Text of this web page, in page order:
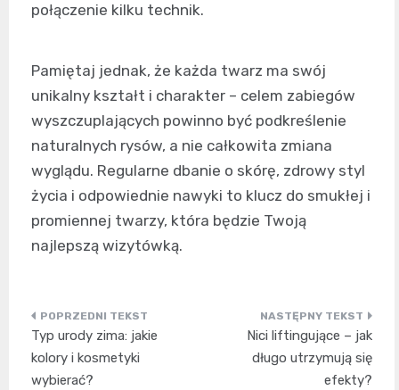
połączenie kilku technik.
Pamiętaj jednak, że każda twarz ma swój
unikalny kształt i charakter – celem zabiegów
wyszczuplających powinno być podkreślenie
naturalnych rysów, a nie całkowita zmiana
wyglądu. Regularne dbanie o skórę, zdrowy styl
życia i odpowiednie nawyki to klucz do smukłej i
promiennej twarzy, która będzie Twoją
najlepszą wizytówką.
Nawigacja
wpisu
Typ urody zima: jakie
kolory i kosmetyki
wybierać?
Nici liftingujące – jak
długo utrzymują się
efekty?